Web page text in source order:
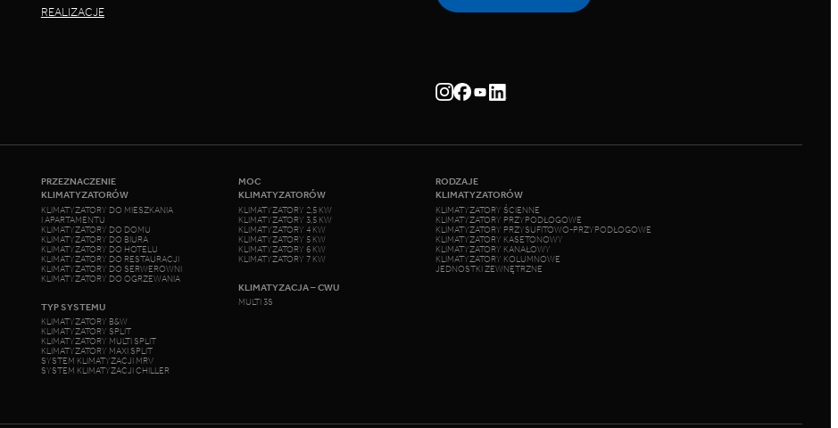
REALIZACJE
PRZEZNACZENIE
KLIMATYZATORÓW
KLIMATYZATORY DO MIESZKANIA
I APARTAMENTU
KLIMATYZATORY DO DOMU
KLIMATYZATORY DO BIURA
KLIMATYZATORY DO HOTELU
KLIMATYZATORY DO RESTAURACJI
KLIMATYZATORY DO SERWEROWNI
KLIMATYZATORY DO OGRZEWANIA
TYP SYSTEMU
KLIMATYZATORY B&W
KLIMATYZATORY SPLIT
KLIMATYZATORY MULTI SPLIT
KLIMATYZATORY MAXI SPLIT
SYSTEM KLIMATYZACJI MRV
SYSTEM KLIMATYZACJI CHILLER
MOC
KLIMATYZATORÓW
KLIMATYZATORY 2,5 KW
KLIMATYZATORY 3,5 KW
KLIMATYZATORY 4 KW
KLIMATYZATORY 5 KW
KLIMATYZATORY 6 KW
KLIMATYZATORY 7 KW
KLIMATYZACJA – CWU
MULTI 3S
RODZAJE
KLIMATYZATORÓW
KLIMATYZATORY ŚCIENNE
KLIMATYZATORY PRZYPODŁOGOWE
KLIMATYZATORY PRZYSUFITOWO-PRZYPODŁOGOWE
KLIMATYZATORY KASETONOWY
KLIMATYZATORY KANAŁOWY
KLIMATYZATORY KOLUMNOWE
JEDNOSTKI ZEWNĘTRZNE